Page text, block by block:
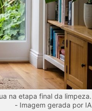
na etapa final da limpeza.
- Imagem gerada por IA